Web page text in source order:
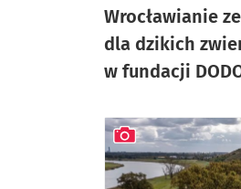
Wrocławianie
dla dzikich
w fundacji